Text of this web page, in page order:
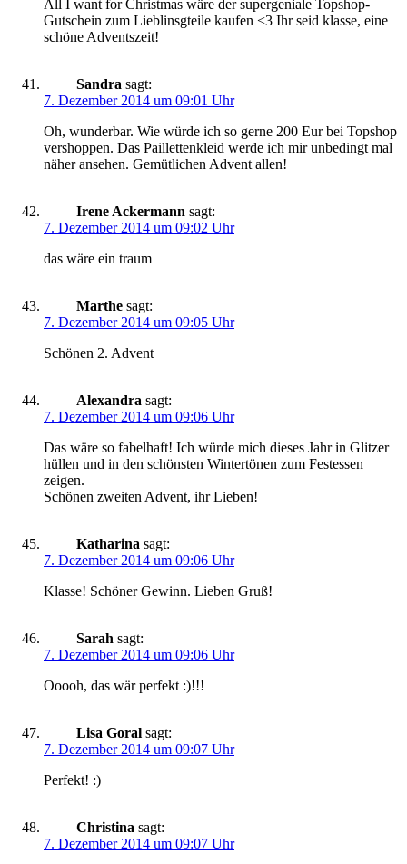
All I want for Christmas wäre der supergeniale Topshop-
Gutschein zum Lieblinsgteile kaufen <3 Ihr seid klasse, eine
schöne Adventszeit!
Sandra sagt:
7. Dezember 2014 um 09:01 Uhr
Oh, wunderbar. Wie würde ich so gerne 200 Eur bei Topshop
vershoppen. Das Paillettenkleid werde ich mir unbedingt mal
näher ansehen. Gemütlichen Advent allen!
Irene Ackermann sagt:
7. Dezember 2014 um 09:02 Uhr
das wäre ein traum
Marthe sagt:
7. Dezember 2014 um 09:05 Uhr
Schönen 2. Advent
Alexandra sagt:
7. Dezember 2014 um 09:06 Uhr
Das wäre so fabelhaft! Ich würde mich dieses Jahr in Glitzer
hüllen und in den schönsten Wintertönen zum Festessen
zeigen.
Schönen zweiten Advent, ihr Lieben!
Katharina sagt:
7. Dezember 2014 um 09:06 Uhr
Klasse! Schöner Gewinn. Lieben Gruß!
Sarah sagt:
7. Dezember 2014 um 09:06 Uhr
Ooooh, das wär perfekt :)!!!
Lisa Goral sagt:
7. Dezember 2014 um 09:07 Uhr
Perfekt! :)
Christina sagt:
7. Dezember 2014 um 09:07 Uhr